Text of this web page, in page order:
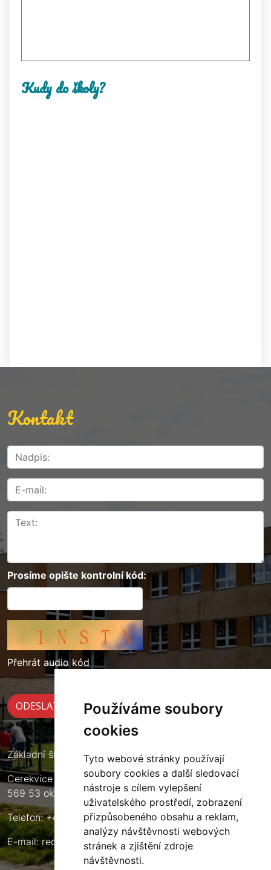
Používáme soubory
cookies
Tyto webové stránky používají
soubory cookies a další sledovací
nástroje s cílem vylepšení
uživatelského prostředí, zobrazení
přizpůsobeného obsahu a reklam,
analýzy návštěvnosti webových
stránek a zjištění zdroje
návštěvnosti.
Kudy do školy?
Kontakt
Prosíme opište kontrolní kód:
Přehrát audio kód
Základní škola Cerekvice nad Loučnou
Cerekvice nad Loučnou 135
569 53 okres Svitavy
Telefon: +420 461 633 140
E-mail:reditel@zscerekvice.cz